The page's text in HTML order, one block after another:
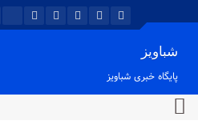
شباویز
پایگاه خبری شباویز